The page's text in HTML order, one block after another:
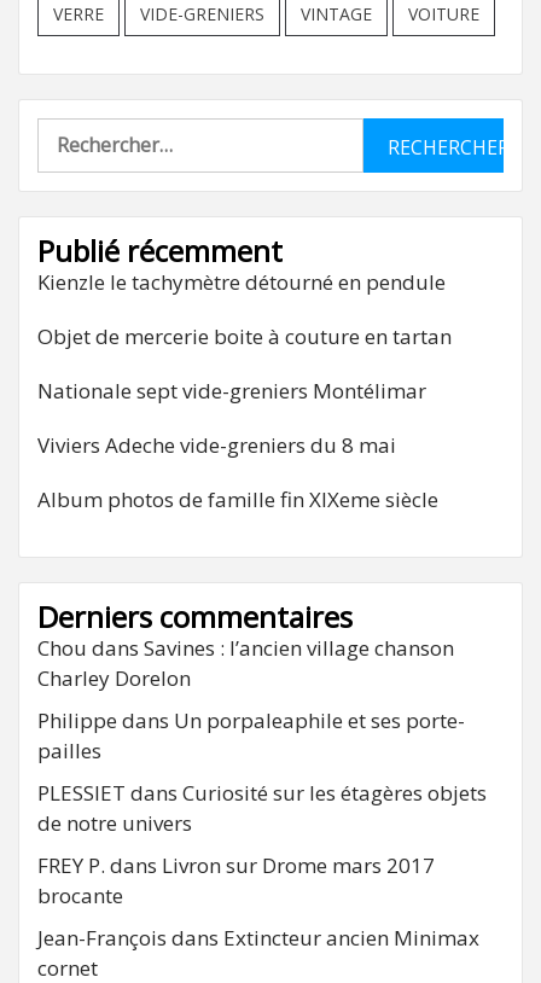
VERRE VIDE-GRENIERS VINTAGE VOITURE
Rechercher :
Publié récemment
Kienzle le tachymètre détourné en pendule
Objet de mercerie boite à couture en tartan
Nationale sept vide-greniers Montélimar
Viviers Adeche vide-greniers du 8 mai
Album photos de famille fin XIXeme siècle
Derniers commentaires
Chou dans Savines : l’ancien village chanson
Charley Dorelon
Philippe dans Un porpaleaphile et ses porte-
pailles
PLESSIET dans Curiosité sur les étagères objets
de notre univers
FREY P. dans Livron sur Drome mars 2017
brocante
Jean-François dans Extincteur ancien Minimax
cornet